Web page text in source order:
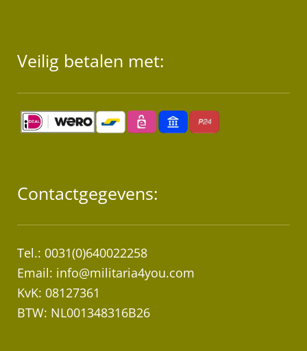
Veilig betalen met:
Contactgegevens:
Tel.: 0031(0)640022258
Email: info@militaria4you.com
KvK: 08127361
BTW: NL001348316B26